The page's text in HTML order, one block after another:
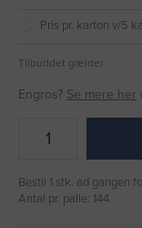
Pris pr. karton v/5
Tilbuddet gælder
Engros? Se mere her
Bestil 1 stk. ad gangen
Antal pr. palle: 144